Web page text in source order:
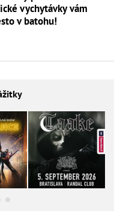
vychytávky vám
v batohu!